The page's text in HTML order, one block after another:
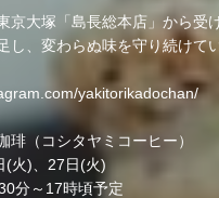
京大塚「島長総本店」から受
し、変わらぬ味を守り続けて
yakitorikadochan/
琲（コシタヤミコーヒー）
(火)、27日(火)
分～17時頃予定